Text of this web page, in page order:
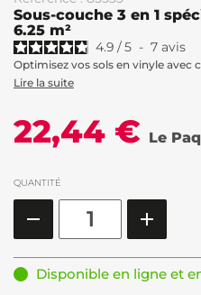
Sous-couche 3 en 1
6.25 m²
4.9 /5 - 7 avis
Optimisez vos sols en vinyle avec
Lire la suite
22,44 € Le
QUANTITÉ
Disponible en ligne et